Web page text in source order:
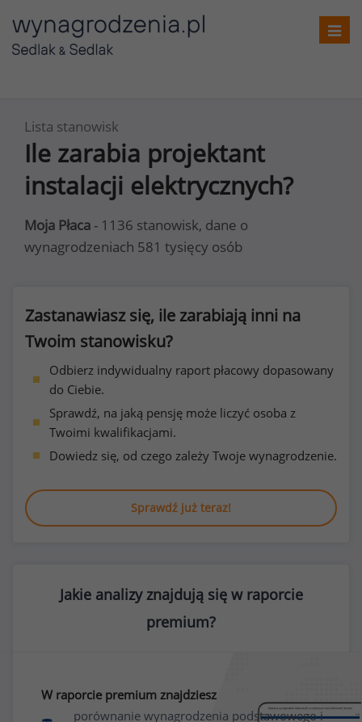
Lista stanowisk
Ile zarabia projektant
instalacji elektrycznych?
Moja Płaca - 1136 stanowisk, dane o
wynagrodzeniach 581 tysięcy osób
Zastanawiasz się, ile zarabiają inni na
Twoim stanowisku?
Odbierz indywidualny raport płacowy dopasowany
do Ciebie.
Sprawdź, na jaką pensję może liczyć osoba z
Twoimi kwalifikacjami.
Dowiedz się, od czego zależy Twoje wynagrodzenie.
Sprawdź już teraz!
Jakie analizy znajdują się w raporcie
premium?
W raporcie premium znajdziesz
porównanie wynagrodzenia podstawowego i